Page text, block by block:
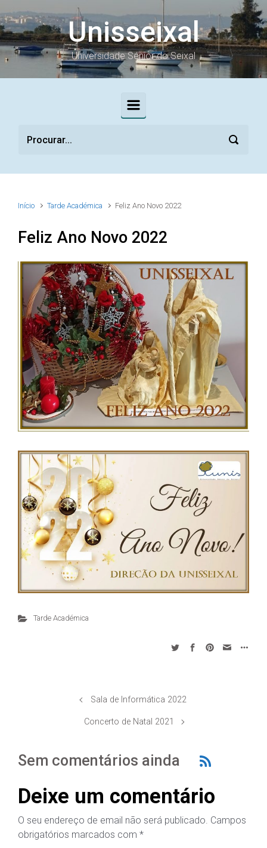
Skip to main content
Unisseixal
Universidade Sénior do Seixal
Início Tarde Académica Feliz Ano Novo 2022
Feliz Ano Novo 2022
Tarde Académica
Sala de Informática 2022
Concerto de Natal 2021
Sem comentários ainda
Deixe um comentário
O seu endereço de email não será publicado. Campos
obrigatórios marcados com *